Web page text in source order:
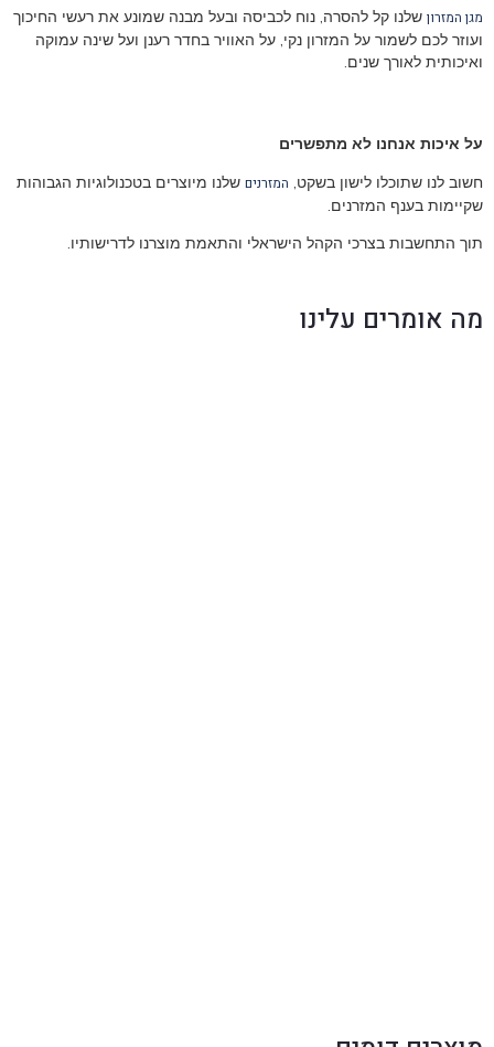
מגן המזרון שלנו קל להסרה, נוח לכביסה ובעל מבנה שמונע את רעשי החיכוך
ועוזר לכם לשמור על המזרון נקי, על האוויר בחדר רענן ועל שינה עמוקה
ואיכותית לאורך שנים.
על איכות אנחנו לא מתפשרים
חשוב לנו שתוכלו לישון בשקט, המזרנים שלנו מיוצרים בטכנולוגיות הגבוהות
שקיימות בענף המזרנים.
תוך התחשבות בצרכי הקהל הישראלי והתאמת מוצרנו לדרישותיו.
מה אומרים עלינו